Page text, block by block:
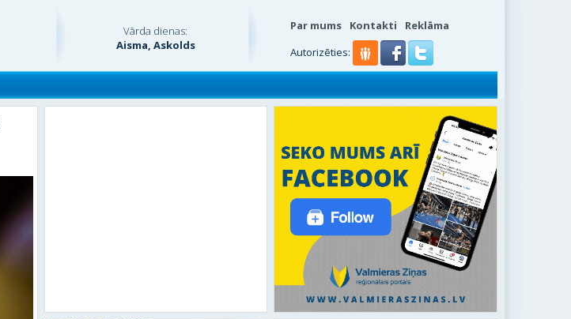
Vārda dienas:
Aisma, Askolds
Par mums Kontakti
Reklāma
Autorizēties: